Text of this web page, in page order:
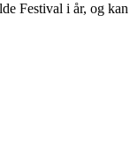
Festival i år, og